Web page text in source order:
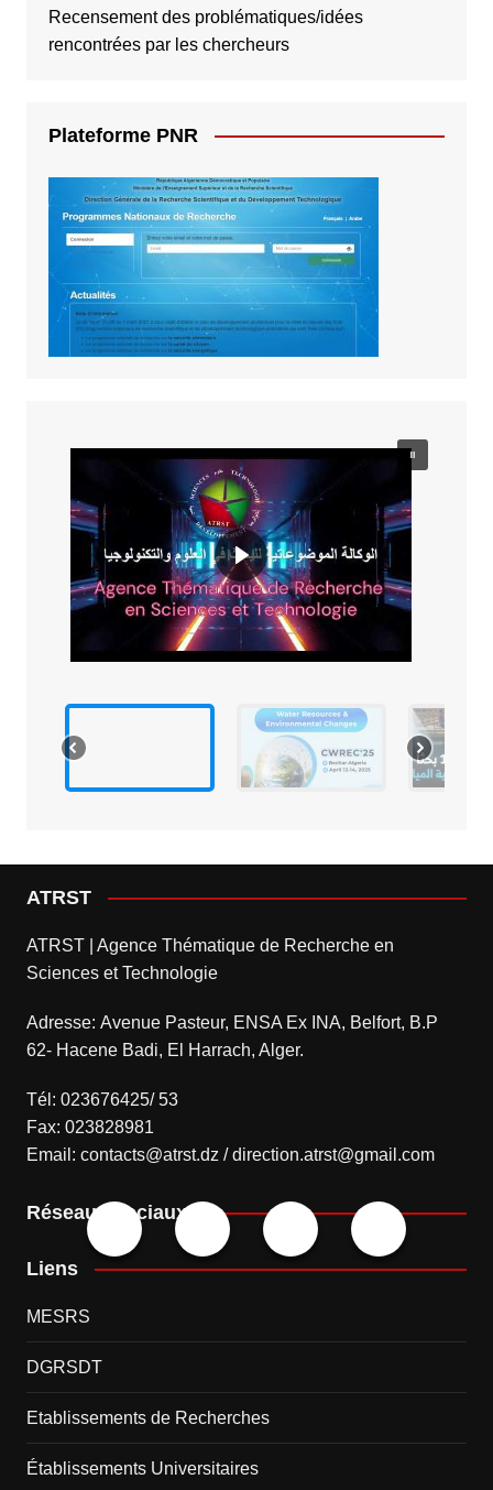
Recensement des problématiques/idées
rencontrées par les chercheurs
Plateforme PNR
ATRST
ATRST | Agence Thématique de Recherche en
Sciences et Technologie
Adresse: Avenue Pasteur, ENSA Ex INA, Belfort, B.P
62- Hacene Badi, El Harrach, Alger.
Tél: 023676425/ 53
Fax: 023828981
Email: contacts@atrst.dz / direction.atrst@gmail.com
Réseaux sociaux
Liens
MESRS
DGRSDT
Etablissements de Recherches
Établissements Universitaires